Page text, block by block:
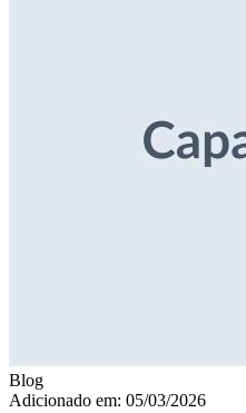
Blog
Adicionado em: 05/03/2026